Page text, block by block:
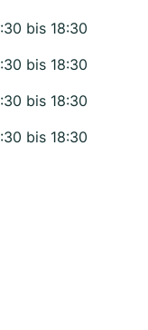
bis 18:30
bis 18:30
bis 18:30
bis 18:30